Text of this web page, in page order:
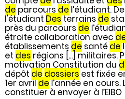
de parcours de l’étudiant.
l'étudiant Desterrains de
près du parcours de
étroite collaboration avec
établissements de santé de
et des régions [...] militaires.
motivation Constitution du
dépôt de dossiers est fixée
1er avrildel’année en cours.
constituer à envoyer à l’EIBO